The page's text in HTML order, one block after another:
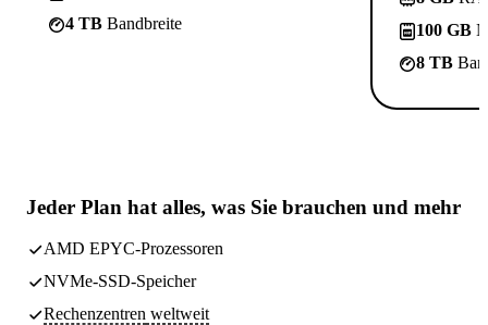
4 TB Bandbreite
100 GB
8 TB
Jeder Plan hat alles, was Sie brauchen und mehr
AMD EPYC-Prozessoren
NVMe-SSD-Speicher
Rechenzentren weltweit